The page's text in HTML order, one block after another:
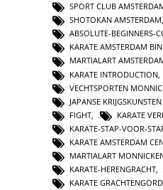
SPORT CLUB
SHOTOKAN AMSTERDAM,
ABSOLUTE-BEGINNERS-
KARATE AMSTERDAM
MARTIALART
KARATE INTRODUCTION
VECHTSPORTEN
JAPANSE
FIGHT
KARATE
KARATE-STAP-VOOR-
KARATE AMSTERDAM
MARTIALART
KARATE-HERENGRACHT
KARATE